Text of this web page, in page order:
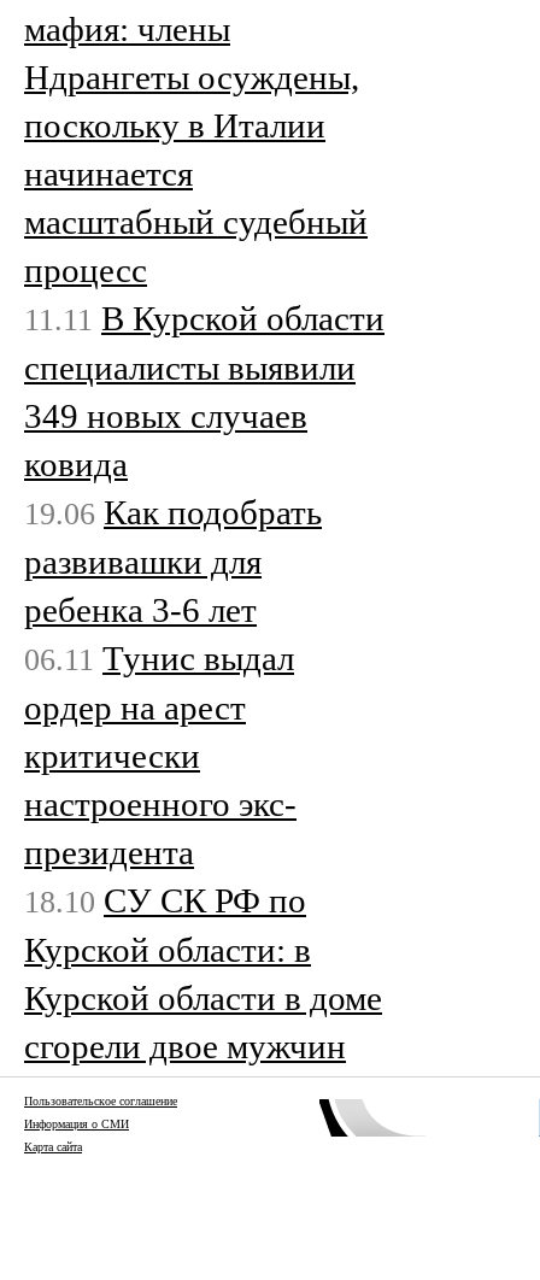
мафия: члены
Ндрангеты осуждены,
поскольку в Италии
начинается
масштабный судебный
процесс
11.11 В Курской области
специалисты выявили
349 новых случаев
ковида
19.06 Как подобрать
развивашки для
ребенка 3-6 лет
06.11 Тунис выдал
ордер на арест
критически
настроенного экс-
президента
18.10 СУ СК РФ по
Курской области: в
Курской области в доме
сгорели двое мужчин
Пользовательское соглашение
Информация о СМИ
Карта сайта